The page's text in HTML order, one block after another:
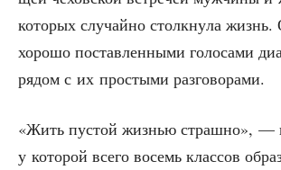
кото­рых слу­чай­но столк­ну­ла
хоро­шо постав­лен­ны­ми голо­са­ми
рядом с их про­сты­ми разговорами.
«Жить пустой жиз­нью страш­но», —
у кото­рой все­го восемь клас­сов